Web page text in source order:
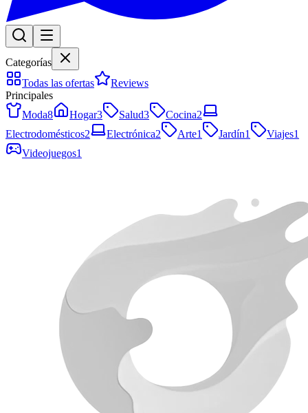
Categorías
Todas las ofertas
Reviews
Principales
Moda8 Hogar3 Salud3 Cocina2
Electrodomésticos2 Electrónica2 Arte1 Jardín1 Viajes1
Videojuegos1